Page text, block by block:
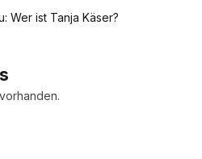
Wer ist Tanja Käser?